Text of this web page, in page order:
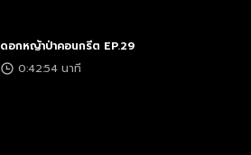
ดอกหญ้าป่าคอนกรีต EP.29
0:42:54 นาที